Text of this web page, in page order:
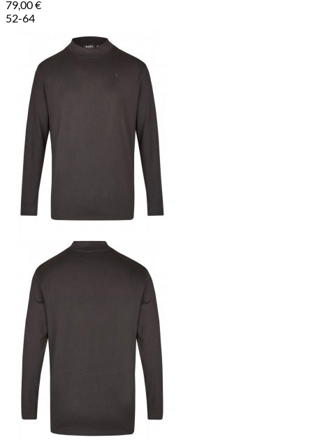
79,00€
52-64